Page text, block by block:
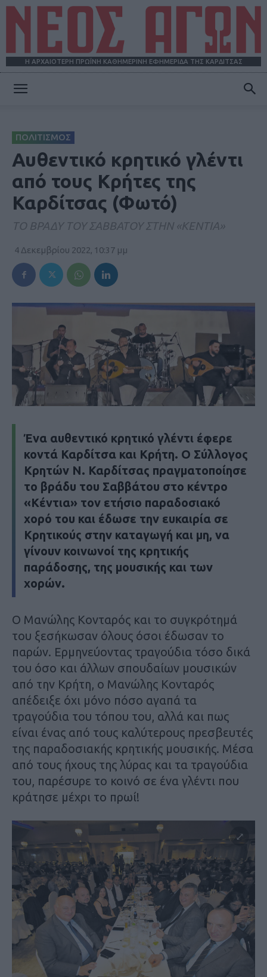
Η ΑΡΧΑΙΟΤΕΡΗ ΠΡΩΪΝΗ ΚΑΘΗΜΕΡΙΝΗ ΕΦΗΜΕΡΙΔΑ ΤΗΣ ΚΑΡΔΙΤΣΑΣ
ΠΟΛΙΤΙΣΜΟΣ
Αυθεντικό κρητικό γλέντι
από τους Κρήτες της
Καρδίτσας (Φωτό)
ΤΟ ΒΡΑΔΥ ΤΟΥ ΣΑΒΒΑΤΟΥ ΣΤΗΝ «ΚΕΝΤΙΑ»
4 Δεκεμβρίου 2022, 10:37 μμ
Ένα αυθεντικό κρητικό γλέντι έφερε
κοντά Καρδίτσα και Κρήτη. Ο Σύλλογος
Κρητών Ν. Καρδίτσας πραγματοποίησε
το βράδυ του Σαββάτου στο κέντρο
«Κέντια» τον ετήσιο παραδοσιακό
χορό του και έδωσε την ευκαιρία σε
Κρητικούς στην καταγωγή και μη, να
γίνουν κοινωνοί της κρητικής
παράδοσης, της μουσικής και των
χορών.
Ο Μανώλης Κονταρός και το συγκρότημά
του ξεσήκωσαν όλους όσοι έδωσαν το
παρών. Ερμηνεύοντας τραγούδια τόσο δικά
του όσο και άλλων σπουδαίων μουσικών
από την Κρήτη, ο Μανώλης Κονταρός
απέδειξε όχι μόνο πόσο αγαπά τα
τραγούδια του τόπου του, αλλά και πως
είναι ένας από τους καλύτερους πρεσβευτές
της παραδοσιακής κρητικής μουσικής. Μέσα
από τους ήχους της λύρας και τα τραγούδια
του, παρέσυρε το κοινό σε ένα γλέντι που
κράτησε μέχρι το πρωί!